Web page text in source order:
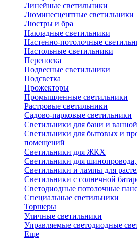
Линейные светильники
Люминесцентные светильники
Люстры и бра
Накладные светильники
Настенно-потолочные
Настольные светильники
Переноска
Подвесные светильники
Подсветка
Прожекторы
Промышленные светильники
Растровые светильники
Садово-парковые светильники
Светильники для бани и
Светильники для бытовых и
помещений
Светильники для ЖКХ
Светильники для
Светильники и лампы для
Светильники с солнечной
Светодиодные потолочные
Специальные светильники
Торшеры
Уличные светильники
Управляемые светодиодные
Еще